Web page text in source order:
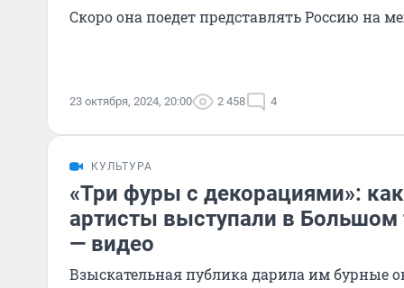
Скоро она поедет представлять Россию на
23 октября, 2024, 20:00 2 458 4
КУЛЬТУРА
«Три фуры с декорациями»:
артисты выступали в Большом
— видео
Взыскательная публика дарила им бурные